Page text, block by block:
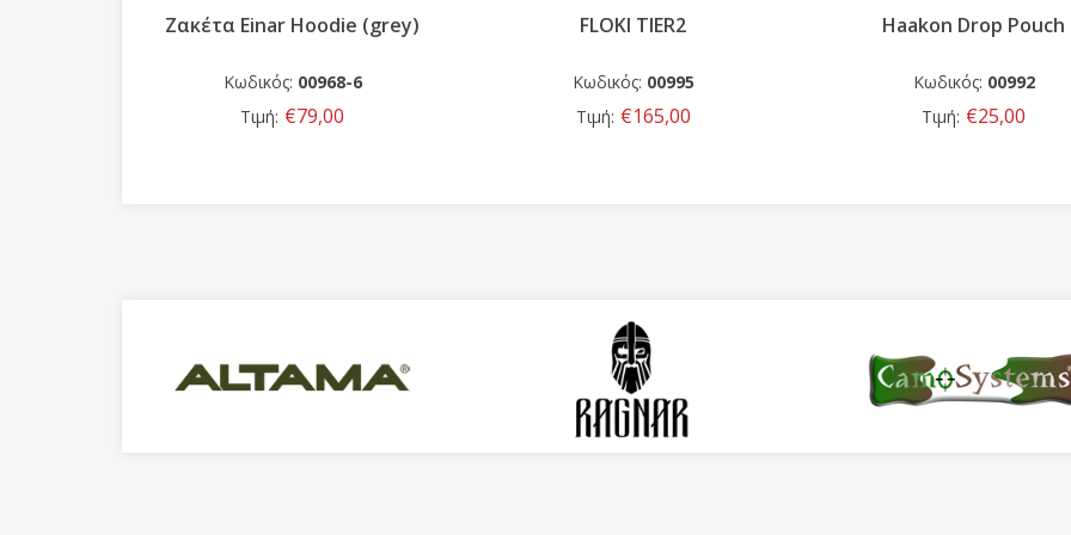
FLOKI TIER2
Κωδικός:00995
Τιμή: €165,00
Haakon Drop Pouch
Κωδικός: 00992
Τιμή: €25,00
Harald Tier 1
Κωδικός: 00997
Τιμή: €229,00